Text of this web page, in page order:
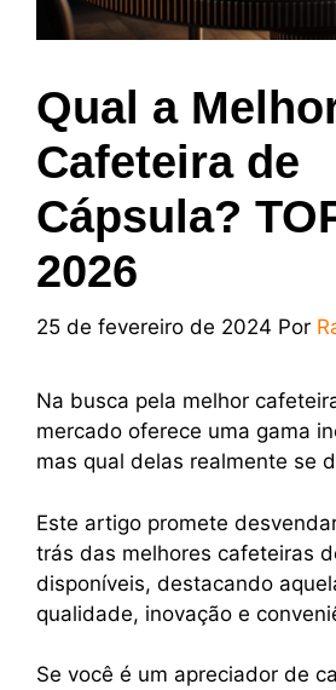
Qual a
Cafeteira de
Cápsula?
2026
25 de fevereiro de 2024 Por
Na busca pela melhor
mercado oferece uma gama
mas qual delas realmente se
Este artigo promete
trás das melhores cafeteiras
disponíveis, destacando
qualidade, inovação e
Se você é um apreciador de